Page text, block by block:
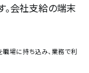
。会社支給の端末
場に持ち込み、業務で利